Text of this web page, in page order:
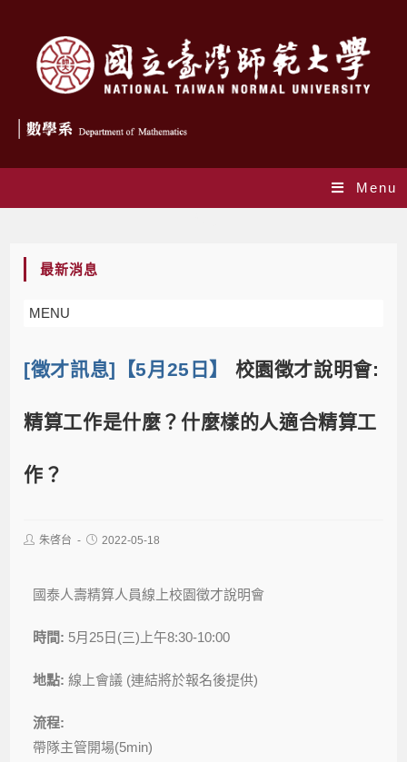
Menu
最新消息
MENU
[徵才訊息]【5月25日】 校園徵才說明會:
精算工作是什麼？什麼樣的人適合精算工
作？
朱啓台 2022-05-18
國泰人壽精算人員線上校園徵才說明會
時間: 5月25日(三)上午8:30-10:00
地點: 線上會議 (連結將於報名後提供)
流程:
帶隊主管開場(5min)